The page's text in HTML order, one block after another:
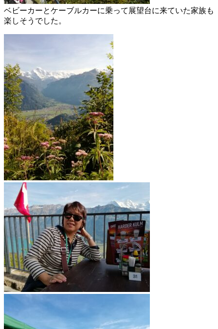
ベビーカーとケーブルカーに乗って展望台に来ていた家族も
楽しそうでした。